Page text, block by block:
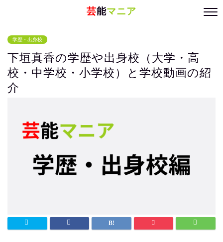
芸能マニア
学歴・出身校
下垣真香の学歴や出身校（大学・高
校・中学校・小学校）と学校動画の紹
介